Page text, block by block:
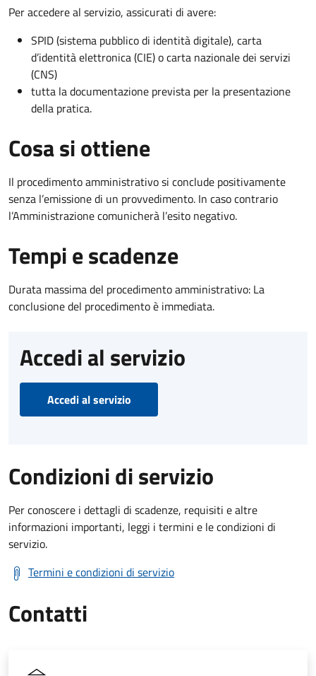
Per accedere al servizio, assicurati di avere:
SPID (sistema pubblico di identità digitale), carta
d’identità elettronica (CIE) o carta nazionale dei servizi
(CNS)
tutta la documentazione prevista per la presentazione
della pratica.
Cosa si ottiene
Il procedimento amministrativo si conclude positivamente
senza l’emissione di un provvedimento. In caso contrario
l’Amministrazione comunicherà l’esito negativo.
Tempi e scadenze
Durata massima del procedimento amministrativo: La
conclusione del procedimento è immediata.
Accedi al servizio
Accedi al servizio
Condizioni di servizio
Per conoscere i dettagli di scadenze, requisiti e altre
informazioni importanti, leggi i termini e le condizioni di
servizio.
Termini e condizioni di servizio
Contatti